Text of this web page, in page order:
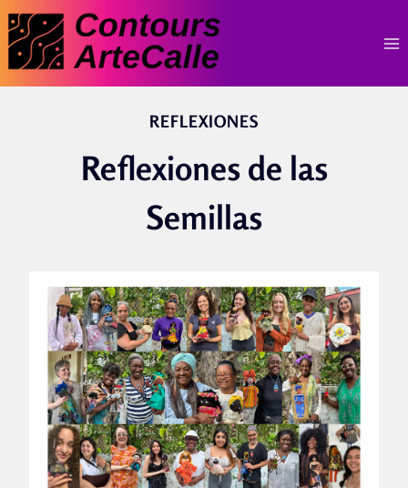
Skip
to
content
REFLEXIONES
Reflexiones de las
Semillas